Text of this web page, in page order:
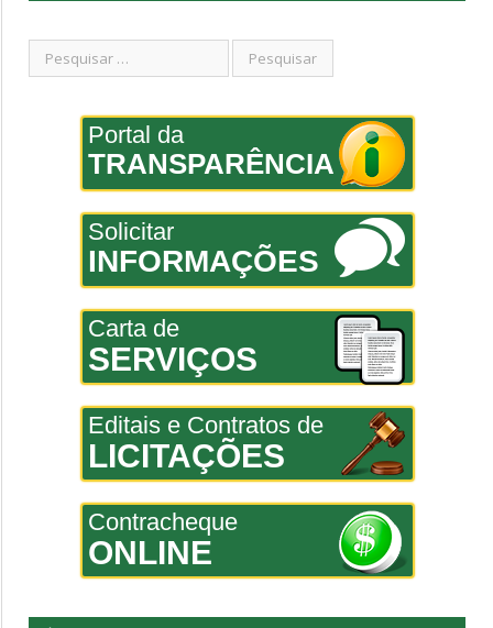
Portal da
TRANSPARÊNCIA
Solicitar
INFORMAÇÕES
Carta de
SERVIÇOS
Editais e Contratos de
LICITAÇÕES
Contracheque
ONLINE